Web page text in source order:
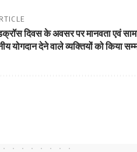
दिवस के अवसर पर मानवता एवं
योगदान देने वाले व्यक्तियों को किया